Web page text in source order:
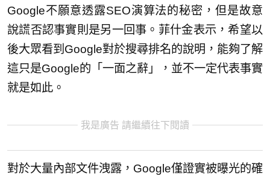
Google不願意透露SEO演算法的秘密，但是故意
說謊否認事實則是另一回事。菲什金表示，希望以
後大眾看到Google對於搜尋排名的說明，能夠了解
這只是Google的「一面之辭」，並不一定代表事實
就是如此。
我是廣告 請繼續往下閱讀
對於大量內部文件洩露，Google僅證實被曝光的確